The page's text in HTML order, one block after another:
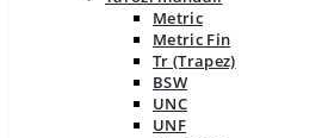
Metric
Metric Fin
Tr (Trapez)
BSW
UNC
UNF